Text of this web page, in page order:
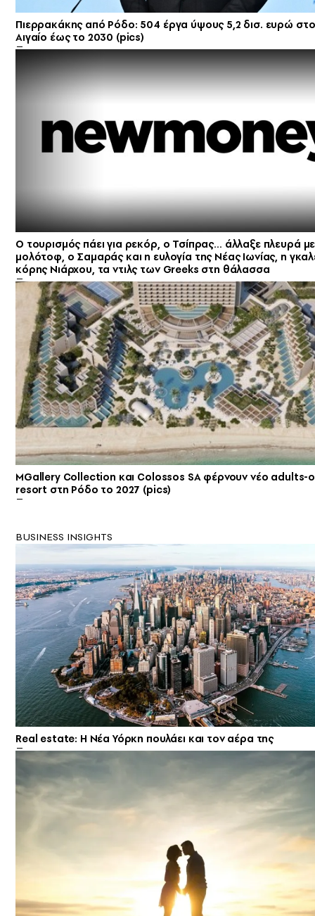
Πιερρακάκης από Ρόδο: 504 έργα ύψους 5,2 δισ. ευρώ
Αιγαίο έως το 2030 (pics)
Ο τουρισμός πάει για ρεκόρ, ο Τσίπρας… άλλαξε πλευρά με
μολότοφ, ο Σαμαράς και η ευλογία της Νέας Ιωνίας, η
κόρης Νιάρχου, τα ντιλς των Greeks στη θάλασσα
MGallery Collection και Colossos SA φέρνουν νέο adults-
resort στη Ρόδο το 2027 (pics)
BUSINESS INSIGHTS
Real estate: H Νέα Υόρκη πουλάει και τον αέρα της